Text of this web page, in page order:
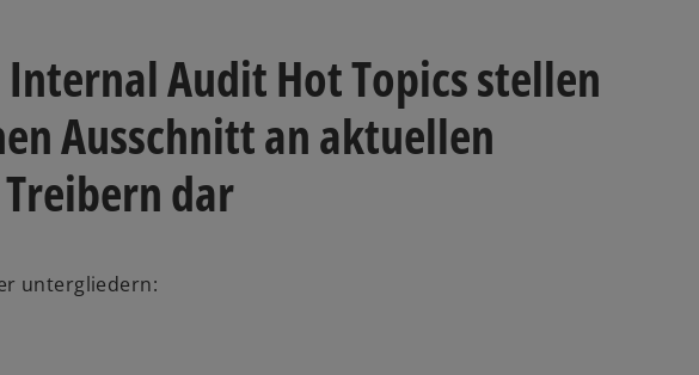
Internal Audit Hot Topics stellen
Ausschnitt an aktuellen
dar
untergliedern: